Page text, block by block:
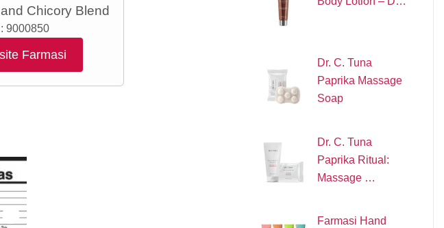
Chicory Blend
9000850
Farmasi
Dr. C. Tuna
Paprika Massage
Soap
Dr. C. Tuna
Paprika Ritual:
Massage …
Farmasi Hand